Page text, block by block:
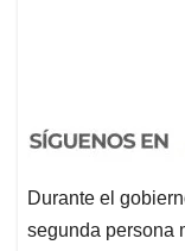
Durante el
segunda persona